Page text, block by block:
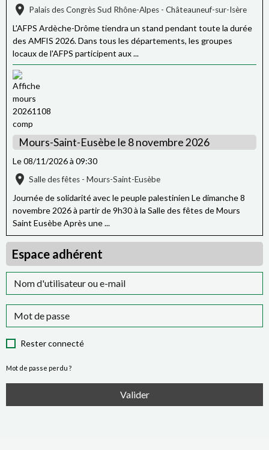
Palais des Congrès Sud Rhône-Alpes - Châteauneuf-sur-Isère
L'AFPS Ardèche-Drôme tiendra un stand pendant toute la durée
des AMFIS 2026. Dans tous les départements, les groupes
locaux de l'AFPS participent aux ...
Mours-Saint-Eusèbe le 8 novembre 2026
Le 08/11/2026à 09:30
Salle des fêtes - Mours-Saint-Eusèbe
Journée de solidarité avec le peuple palestinien Le dimanche 8
novembre 2026 à partir de 9h30 à la Salle des fêtes de Mours
Saint Eusèbe Après une ...
Espace adhérent
Rester connecté
Mot de passe perdu ?
Valider